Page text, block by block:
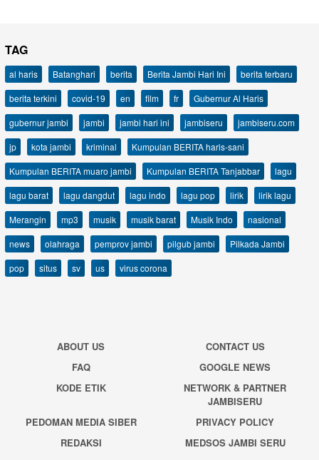
TAG
al haris Batanghari berita Berita Jambi Hari Ini
berita terbaru
berita terkini
covid-19 en film fr
Gubernur Al Haris
gubernur jambi
jambi jambi hari ini jambiseru
jambiseru.com
jp
kota jambi kriminal
Kumpulan BERITA haris-sani
Kumpulan BERITA muaro jambi
Kumpulan BERITA Tanjabbar
lagu
lagu barat
lagu dangdut lagu indo lagu pop lirik
lirik lagu
Merangin
mp3 musik musik barat Musik Indo
nasional
news
olahraga pemprov jambi pilgub jambi
Pilkada Jambi
pop
situs sv us virus corona
ABOUT US
CONTACT US
FAQ
GOOGLE NEWS
KODE ETIK
NETWORK & PARTNER
JAMBISERU
PEDOMAN MEDIA SIBER
PRIVACY POLICY
REDAKSI
MEDSOS JAMBI SERU